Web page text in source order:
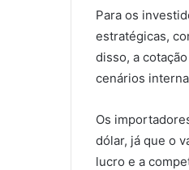
Para os
estratégicas,
disso, a
cenários
Os
dólar, já que o
lucro e a